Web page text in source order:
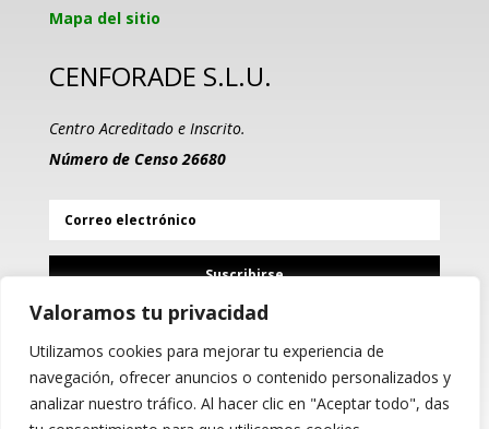
Valoramos tu privacidad
Utilizamos cookies para mejorar tu experiencia de
navegación, ofrecer anuncios o contenido personalizados y
analizar nuestro tráfico. Al hacer clic en "Aceptar todo", das
Mapa del sitio
CENFORADE S.L.U.
Centro Acreditado e Inscrito.
Número de Censo 26680
Suscribirse
PROGRAMA KIT DIGITAL
COFINANCIADO POR LOS
FONDOS NEXT GENERATION